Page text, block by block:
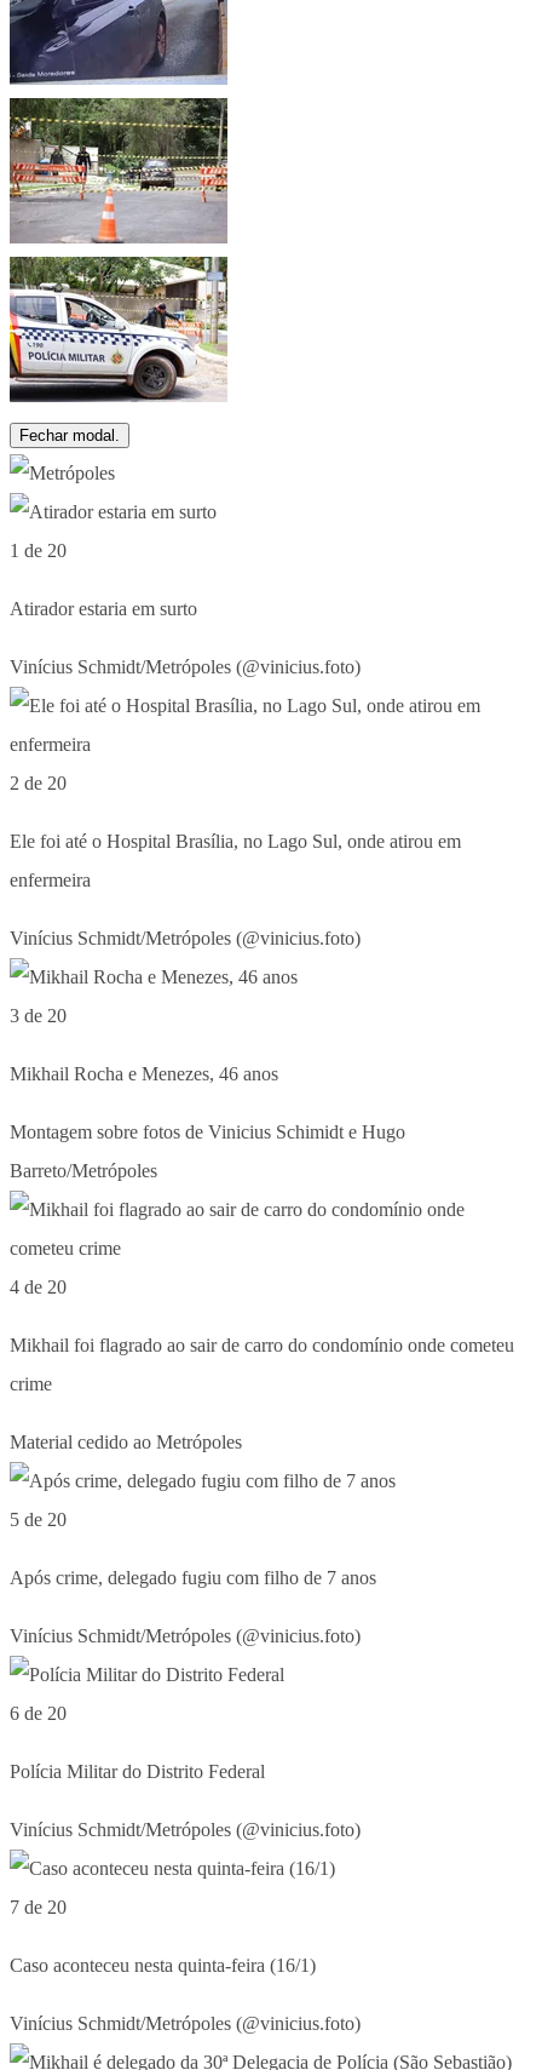
Fechar modal.
1 de 20
Atirador estaria em surto
Vinícius Schmidt/Metrópoles (@vinicius.foto)
2 de 20
Ele foi até o Hospital Brasília, no Lago Sul, onde atirou em
enfermeira
Vinícius Schmidt/Metrópoles (@vinicius.foto)
3 de 20
Mikhail Rocha e Menezes, 46 anos
Montagem sobre fotos de Vinicius Schimidt e Hugo
Barreto/Metrópoles
4 de 20
Mikhail foi flagrado ao sair de carro do condomínio onde cometeu
crime
Material cedido ao Metrópoles
5 de 20
Após crime, delegado fugiu com filho de 7 anos
Vinícius Schmidt/Metrópoles (@vinicius.foto)
6 de 20
Polícia Militar do Distrito Federal
Vinícius Schmidt/Metrópoles (@vinicius.foto)
7 de 20
Caso aconteceu nesta quinta-feira (16/1)
Vinícius Schmidt/Metrópoles (@vinicius.foto)